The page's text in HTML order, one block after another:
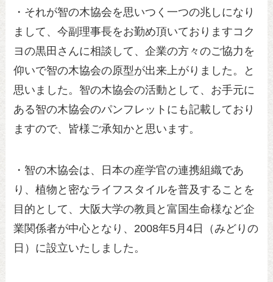
・それが智の木協会を思いつく一つの兆しになり
まして、今副理事長をお勤め頂いておりますコク
ヨの黒田さんに相談して、企業の方々のご協力を
仰いで智の木協会の原型が出来上がりました。と
思いました。智の木協会の活動として、お手元に
ある智の木協会のパンフレットにも記載しており
ますので、皆様ご承知かと思います。
・智の木協会は、日本の産学官の連携組織であ
り、植物と密なライフスタイルを普及することを
目的として、大阪大学の教員と富国生命様など企
業関係者が中心となり、2008年5月4日（みどりの
日）に設立いたしました。